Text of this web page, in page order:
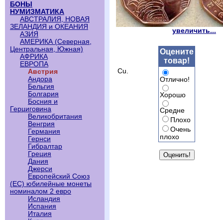
БОНЫ
НУМИЗМАТИКА
АВСТРАЛИЯ, НОВАЯ
ЗЕЛАНДИЯ и ОКЕАНИЯ
АЗИЯ
АМЕРИКА (Северная,
Центральная, Южная)
АФРИКА
ЕВРОПА
Австрия
Андора
Бельгия
Болгария
Босния и
Герциговина
Великобритания
Венгрия
Германия
Гернси
Гибралтар
Греция
Дания
Джерси
Европейский Союз
(ЕС) юбилейные монеты
номиналом 2 евро
Исландия
Испания
Италия
увеличить...
Cu.
Оцените
товар!
Отлично!
Хорошо
Средне
Плохо
Очень
плохо